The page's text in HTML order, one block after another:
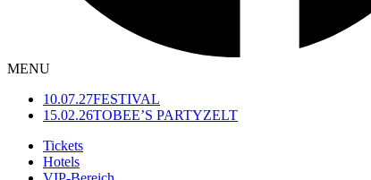
MENU
10.07.27FESTIVAL
15.02.26TOBEE’S PARTYZELT
Tickets
Hotels